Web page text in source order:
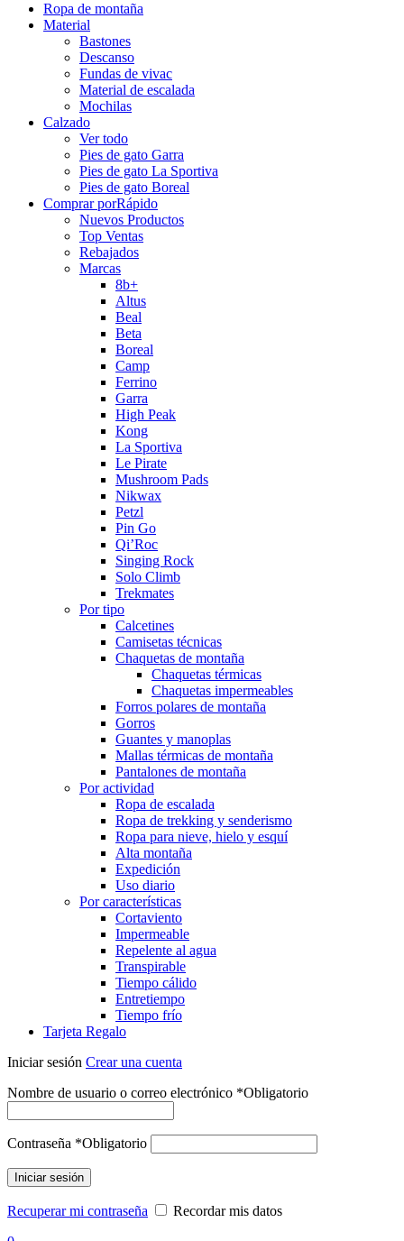
Ropa de montaña
Material
Bastones
Descanso
Fundas de vivac
Material de escalada
Mochilas
Calzado
Ver todo
Pies de gato Garra
Pies de gato La Sportiva
Pies de gato Boreal
Comprar porRápido
Nuevos Productos
Top Ventas
Rebajados
Marcas
8b+
Altus
Beal
Beta
Boreal
Camp
Ferrino
Garra
High Peak
Kong
La Sportiva
Le Pirate
Mushroom Pads
Nikwax
Petzl
Pin Go
Qi’Roc
Singing Rock
Solo Climb
Trekmates
Por tipo
Calcetines
Camisetas técnicas
Chaquetas de montaña
Chaquetas térmicas
Chaquetas impermeables
Forros polares de montaña
Gorros
Guantes y manoplas
Mallas térmicas de montaña
Pantalones de montaña
Por actividad
Ropa de escalada
Ropa de trekking y senderismo
Ropa para nieve, hielo y esquí
Alta montaña
Expedición
Uso diario
Por características
Cortaviento
Impermeable
Repelente al agua
Transpirable
Tiempo cálido
Entretiempo
Tiempo frío
Tarjeta Regalo
Iniciar sesión Crear una cuenta
Nombre de usuario o correo electrónico *Obligatorio
Contraseña *Obligatorio
Iniciar sesión
Recuperar mi contraseña
Recordar mis datos